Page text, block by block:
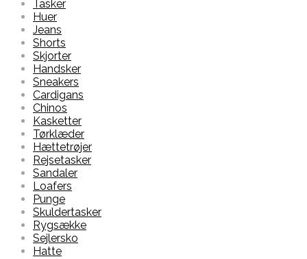
Tasker
Huer
Jeans
Shorts
Skjorter
Handsker
Sneakers
Cardigans
Chinos
Kasketter
Tørklæder
Hættetrøjer
Rejsetasker
Sandaler
Loafers
Punge
Skuldertasker
Rygsække
Sejlersko
Hatte